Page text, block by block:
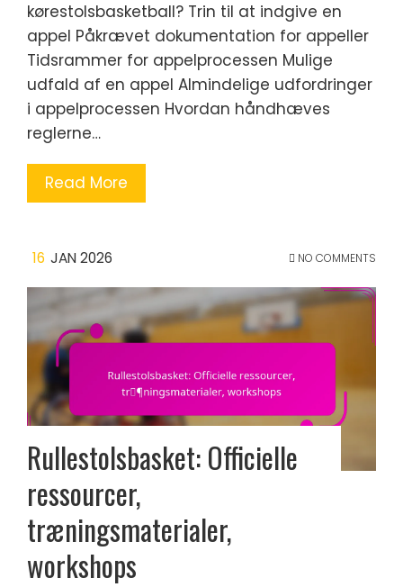
kørestolsbasketball? Trin til at indgive en
appel Påkrævet dokumentation for appeller
Tidsrammer for appelprocessen Mulige
udfald af en appel Almindelige udfordringer
i appelprocessen Hvordan håndhæves
reglerne…
Read More
16 JAN 2026 NO COMMENTS
Rullestolsbasket: Officielle
ressourcer,
træningsmaterialer,
workshops